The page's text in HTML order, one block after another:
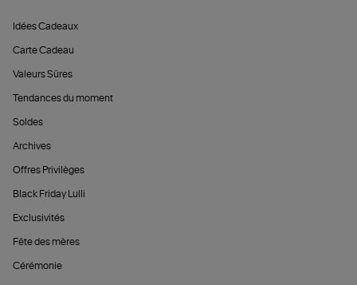
Idées Cadeaux
Carte Cadeau
Valeurs Sûres
Tendances du moment
Soldes
Archives
Offres Privilèges
Black Friday Lulli
Exclusivités
Fête des mères
Cérémonie